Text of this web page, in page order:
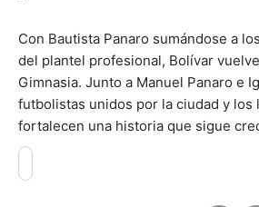
Con Bautista Panaro sumándose a
del plantel profesional, Bolívar
Gimnasia. Junto a Manuel Panaro e
futbolistas unidos por la ciudad y los
fortalecen una historia que sigue